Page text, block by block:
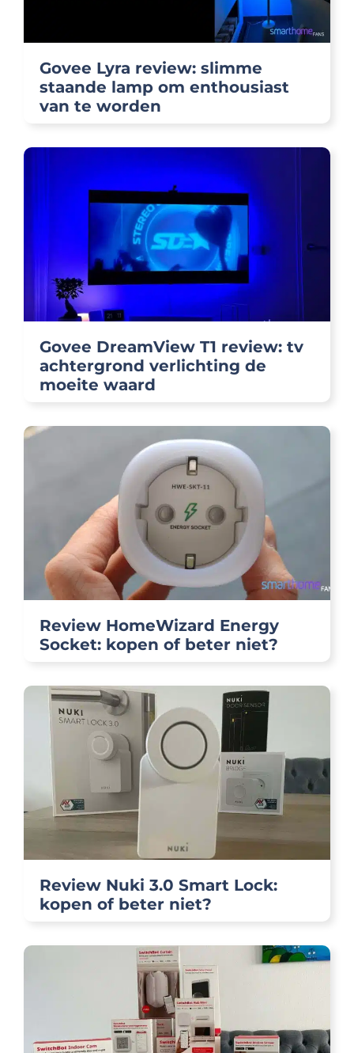
Govee Lyra review: slimme
staande lamp om enthousiast
van te worden
Govee DreamView T1 review: tv
achtergrond verlichting de
moeite waard
Review HomeWizard Energy
Socket: kopen of beter niet?
Review Nuki 3.0 Smart Lock:
kopen of beter niet?